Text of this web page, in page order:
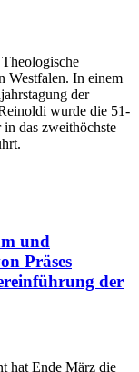
Westfalen. In einem
der
wurde die 51-
das zweithöchste
und
Präses
der
hat Ende März die